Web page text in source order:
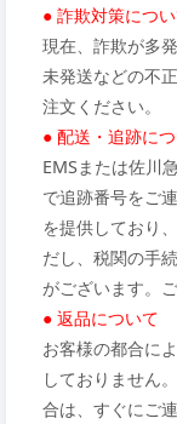
● 詐欺対策につ
現在、詐欺が多
未発送などの不
注文ください。
● 配送・追跡に
EMSまたは佐川
で追跡番号をご
を提供しており
だし、税関の手
がございます。
● 返品について
お客様の都合に
しておりません
合は、すぐにご